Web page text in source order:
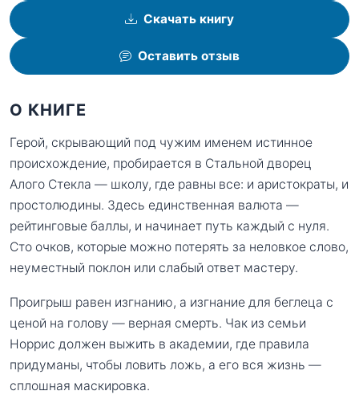
Скачать книгу
Оставить отзыв
О КНИГЕ
Герой, скрывающий под чужим именем истинное
происхождение, пробирается в Стальной дворец
Алого Стекла — школу, где равны все: и аристократы, и
простолюдины. Здесь единственная валюта —
рейтинговые баллы, и начинает путь каждый с нуля.
Сто очков, которые можно потерять за неловкое слово,
неуместный поклон или слабый ответ мастеру.
Проигрыш равен изгнанию, а изгнание для беглеца с
ценой на голову — верная смерть. Чак из семьи
Норрис должен выжить в академии, где правила
придуманы, чтобы ловить ложь, а его вся жизнь —
сплошная маскировка.